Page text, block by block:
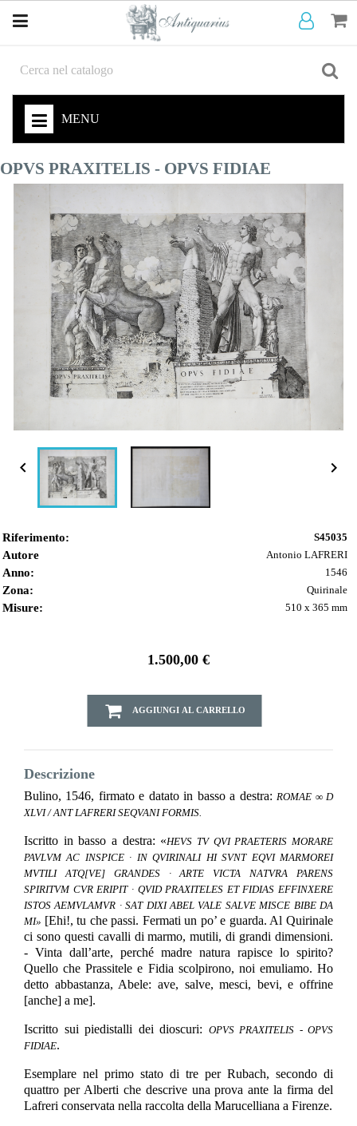
MENU
OPVS PRAXITELIS - OPVS FIDIAE
 
Riferimento: S45035
Autore Antonio LAFRERI
Anno: 1546
Zona: Quirinale
Misure: 510 x 365 mm
1.500,00 €
AGGIUNGI AL CARRELLO
Descrizione
Bulino, 1546, firmato e datato in basso a destra: ROMAE ∞ D
XLVI / ANT LAFRERI SEQVANI FORMIS.
Iscritto in basso a destra: «HEVS TV QVI PRAETERIS MORARE
PAVLVM AC INSPICE · IN QVIRINALI HI SVNT EQVI MARMOREI
MVTILI ATQ[VE] GRANDES · ARTE VICTA NATVRA PARENS
SPIRITVM CVR ERIPIT · QVID PRAXITELES ET FIDIAS EFFINXERE
ISTOS AEMVLAMVR · SAT DIXI ABEL VALE SALVE MISCE BIBE DA
MI» [Ehi!, tu che passi. Fermati un po’ e guarda. Al Quirinale
ci sono questi cavalli di marmo, mutili, di grandi dimensioni.
- Vinta dall’arte, perché madre natura rapisce lo spirito?
Quello che Prassitele e Fidia scolpirono, noi emuliamo. Ho
detto abbastanza, Abele: ave, salve, mesci, bevi, e offrine
[anche] a me].
Iscritto sui piedistalli dei dioscuri: OPVS PRAXITELIS - OPVS
FIDIAE.
Esemplare nel primo stato di tre per Rubach, secondo di
quattro per Alberti che descrive una prova ante la firma del
Lafreri conservata nella raccolta della Marucelliana a Firenze.